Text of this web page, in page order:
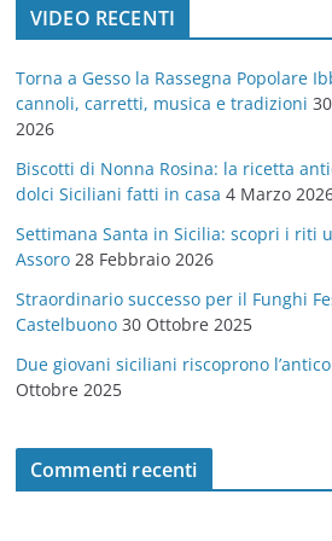
o
r
e
VIDEO RECENTI
Torna a Gesso la Rassegna Popolare
cannoli, carretti, musica e tradizioni
2026
Biscotti di Nonna Rosina: la ricetta
dolci Siciliani fatti in casa 4 Marzo
Settimana Santa in Sicilia: scopri i riti
Assoro 28 Febbraio 2026
Straordinario successo per il Funghi
Castelbuono 30 Ottobre 2025
Due giovani siciliani riscoprono
Ottobre 2025
Commenti recenti